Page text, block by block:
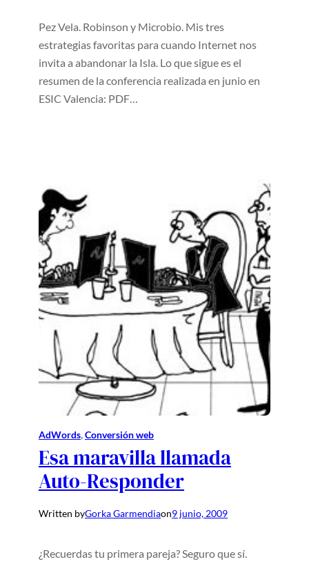
Pez Vela. Robinson y Microbio. Mis tres
estrategias favoritas para cuando Internet nos
invita a abandonar la Isla. Lo que sigue es el
resumen de la conferencia realizada en junio en
ESIC Valencia: PDF…
AdWords, Conversión web
Esa maravilla llamada
Auto-Responder
Written byGorka Garmendiaon9 junio, 2009
¿Recuerdas tu primera pareja? Seguro que sí.